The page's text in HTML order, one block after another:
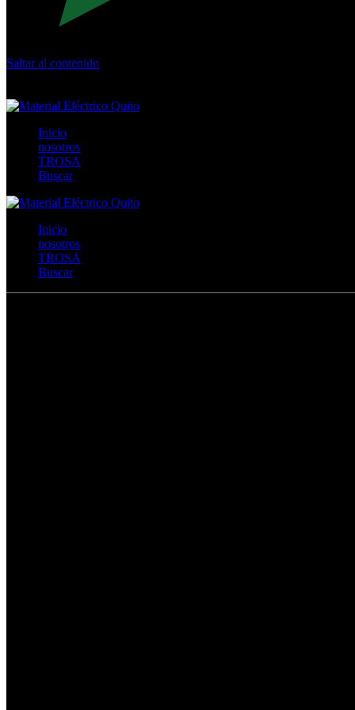
Saltar al contenido
Inicio
nosotros
TROSA
Buscar
Inicio
nosotros
TROSA
Buscar